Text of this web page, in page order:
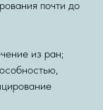
почти до
из ран;